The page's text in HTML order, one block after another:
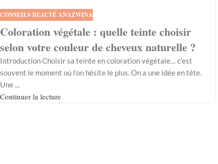
CONSEILS BEAUTÉ ANAZWINA
Coloration végétale : quelle teinte choisir
selon votre couleur de cheveux naturelle ?
Introduction Choisir sa teinte en coloration végétale… c’est
souvent le moment où l’on hésite le plus. On a une idée en tête.
Une ...
Continuer la lecture